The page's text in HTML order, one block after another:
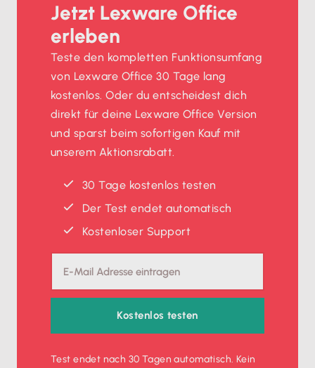
Jetzt Lexware Office
erleben
Teste den kompletten Funktionsumfang
von Lexware Office 30 Tage lang
kostenlos. Oder du entscheidest dich
direkt für deine Lexware Office Version
und sparst beim sofortigen Kauf mit
unserem Aktionsrabatt.
30 Tage kostenlos testen
Der Test endet automatisch
Kostenloser Support
Kostenlos testen
Test endet nach 30 Tagen automatisch. Kein